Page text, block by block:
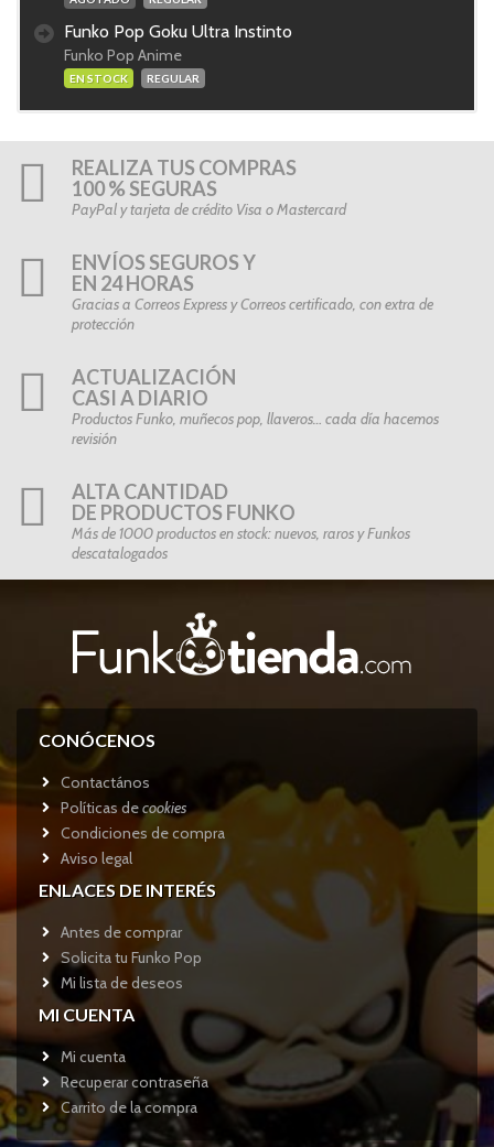
Funko Pop Goku Ultra Instinto
Funko Pop Anime
EN STOCK REGULAR
REALIZA TUS COMPRAS
100 % SEGURAS
PayPal y tarjeta de crédito Visa o Mastercard
ENVÍOS SEGUROS Y
EN 24 HORAS
Gracias a Correos Express y Correos certificado, con extra de
protección
ACTUALIZACIÓN
CASI A DIARIO
Productos Funko, muñecos pop, llaveros… cada día hacemos
revisión
ALTA CANTIDAD
DE PRODUCTOS FUNKO
Más de 1000 productos en stock: nuevos, raros y Funkos
descatalogados
CONÓCENOS
Contactános
Políticas decookies
Condiciones de compra
Aviso legal
ENLACES DE INTERÉS
Antes de comprar
Solicita tu Funko Pop
Mi lista de deseos
MI CUENTA
Mi cuenta
Recuperar contraseña
Carrito de la compra